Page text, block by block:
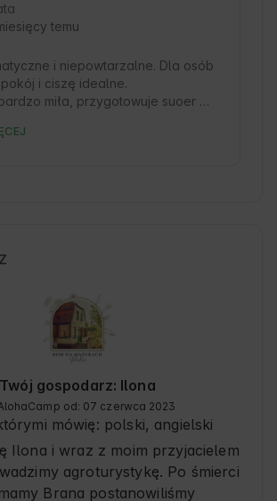
temu
i niepowtarzalne. Dla osób
i ciszę idealne.
miła, przygotowuje suoer
bardzo miło 😊
Twój gospodarz: Ilona
od: 07 czerwca 2023
mówię: polski, angielski
Ilona i wraz z moim przyjacielem
agroturystykę. Po śmierci
Brana postanowiliśmy